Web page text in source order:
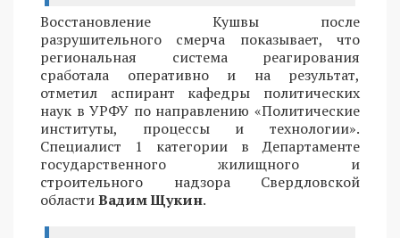
Восстановление Кушвы после
разрушительного смерча показывает, что
региональная система реагирования
сработала оперативно и на результат,
отметил аспирант кафедры политических
наук в УРФУ по направлению «Политические
институты, процессы и технологии».
Специалист 1 категории в Департаменте
государственного жилищного и
строительного надзора Свердловской
областиВадим Щукин.